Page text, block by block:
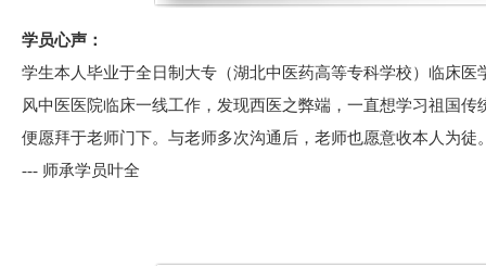
学员心声：
学生本人毕业于全日制大专（湖北中医药高等专科学校）临床
风中医医院临床一线工作，发现西医之弊端，一直想学习祖国
便愿拜于老师门下。与老师多次沟通后，老师也愿意收本人为徒
--- 师承学员叶全